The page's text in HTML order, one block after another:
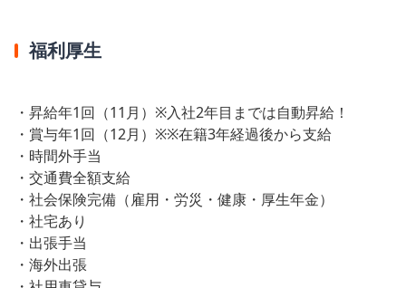
福利厚生
・昇給年1回（11月）※入社2年目までは自動昇給！
・賞与年1回（12月）※※在籍3年経過後から支給
・時間外手当
・交通費全額支給
・社会保険完備（雇用・労災・健康・厚生年金）
・社宅あり
・出張手当
・海外出張